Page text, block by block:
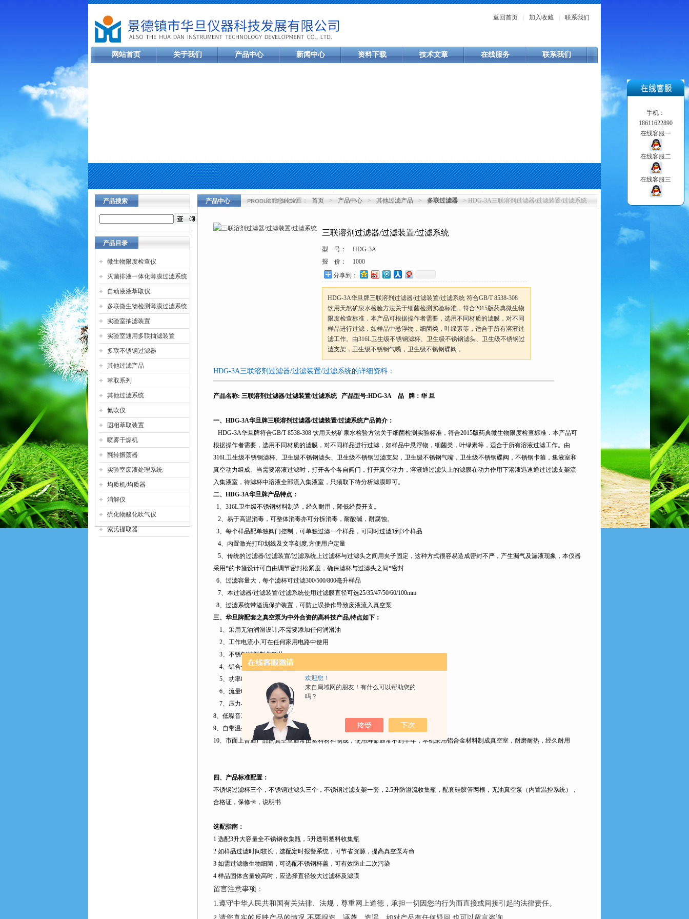
欢迎您！
来自局域网的朋友！有什么可以帮助您的
吗？
返回首页 加入收藏 联系我们
网站首页 关于我们 产品中心 新闻中心 资料下载 技术文章 在线服务 联系我们
产品搜索
产品目录
微生物限度检查仪
灭菌排液一体化薄膜过滤系统
自动液液萃取仪
多联微生物检测薄膜过滤系统
实验室抽滤装置
实验室通用多联抽滤装置
多联不锈钢过滤器
其他过滤产品
萃取系列
其他过滤系统
氮吹仪
固相萃取装置
喷雾干燥机
翻转振荡器
实验室废液处理系统
均质机/均质器
消解仪
硫化物酸化吹气仪
索氏提取器
产品中心 当前您的位置： 首页 > 产品中心 > 其他过滤产品 > 多联过滤器 > HDG-3A三联溶剂过滤器/过滤装置/过滤系统
三联溶剂过滤器/过滤装置/过滤系统
型 号：
HDG-3A
报 价：
1000
分享到：
HDG-3A华旦牌三联溶剂过滤器/过滤装置/过滤系统 符合GB/T 8538-308
饮用天然矿泉水检验方法关于细菌检测实验标准，符合2015版药典微生物
限度检查标准．本产品可根据操作者需要，选用不同材质的滤膜，对不同
样品进行过滤，如样品中悬浮物，细菌类，叶绿素等，适合于所有溶液过
滤工作。由316L卫生级不锈钢滤杯、卫生级不锈钢滤头、卫生级不锈钢过
滤支架，卫生级不锈钢气嘴，卫生级不锈钢碟阀，
HDG-3A三联溶剂过滤器/过滤装置/过滤系统的详细资料：
产品名称: 三联溶剂过滤器/过滤装置/过滤系统 产品型号:HDG-3A 品 牌：华 旦
一、 HDG-3A华旦牌三联溶剂过滤器/过滤装置/过滤系统产品简介：
HDG-3A华旦牌符合GB/T 8538-308 饮用天然矿泉水检验方法关于细菌检测实验标准，符合2015版药典微生物限度检查标准．本产品可
根据操作者需要，选用不同材质的滤膜，对不同样品进行过滤，如样品中悬浮物，细菌类，叶绿素等，适合于所有溶液过滤工作。由
316L卫生级不锈钢滤杯、卫生级不锈钢滤头、卫生级不锈钢过滤支架，卫生级不锈钢气嘴，卫生级不锈钢碟阀，不锈钢卡箍，集液室和
真空动力组成。当需要溶液过滤时，打开各个各自阀门，打开真空动力，溶液通过滤头上的滤膜在动力作用下溶液迅速通过过滤支架流
入集液室，待滤杯中溶液全部流入集液室，只须取下待分析滤膜即可。
二、 HDG-3A华旦牌产品特点：
1、 316L卫生级不锈钢材料制造，经久耐用，降低经费开支。
2、易于高温消毒，可整体消毒亦可分拆消毒，耐酸碱，耐腐蚀。
3、每个样品配单独阀门控制，可单独过滤一个样品，可同时过滤1到3个样品
4、内置激光打印划线及文字刻度,方便用户定量
5、传统的过滤器/过滤装置/过滤系统上过滤杯与过滤头之间用夹子固定，这种方式很容易造成密封不严，产生漏气及漏液现象，本仪器
采用*的卡箍设计可自由调节密封松紧度，确保滤杯与过滤头之间*密封
6、过滤容量大，每个滤杯可过滤300/500/800毫升样品
7、本过滤器/过滤装置/过滤系统使用过滤膜直径可选25/35/47/50/60/100mm
8、过滤系统带溢流保护装置，可防止误操作导致废液流入真空泵
三、华旦牌配套之真空泵为中外合资的高科技产品,特点如下：
1、采用无油润滑设计,不需要添加任何润滑油
2、工作电流小,可在任何家用电路中使用
3、不锈钢材料制作阀片
4、铝合金外壳,散热迅速
5、功率80W ,23v
6、流量60L
7、压力-0.09MPA(680mmhg)
8、低噪音工作，工作噪音小于
9、自带温控装置，当温度过高时自动停机，待仪器自然冷却后自动重启。
10、市面上普通产品的真空室通常由塑料材料制成，使用寿命通常不到半年，本机采用铝合金材料制成真空室，耐磨耐热，经久耐用
四、产品标准配置：
不锈钢过滤杯三个，不锈钢过滤头三个，不锈钢过滤支架一套， 2.5升防溢流收集瓶，配套硅胶管两根，无油真空泵（内置温控系统），
合格证，保修卡，说明书
选配指南：
1 选配3升大容量全不锈钢收集瓶， 5升透明塑料收集瓶
2 如样品过滤时间较长，选配定时报警系统，可节省资源，提高真空泵寿命
3 如需过滤微生物细菌，可选配不锈钢杯盖，可有效防止二次污染
4 样品固体含量较高时，应选择直径较大过滤杯及滤膜
留言注意事项：
1.遵守中华人民共和国有关法律、法规，尊重网上道德，承担一切因您的行为而直接或间接引起的法律责任。
手机：
18611622890
在线客服一
在线客服二
在线客服三